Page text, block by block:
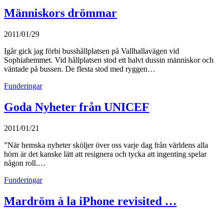
Människors drömmar
2011/01/29
Igår gick jag förbi busshållplatsen på Vallhallavägen vid
Sophiahemmet. Vid hållplatsen stod ett halvt dussin människor och
väntade på bussen. De flesta stod med ryggen…
Funderingar
Goda Nyheter från UNICEF
2011/01/21
”När hemska nyheter sköljer över oss varje dag från världens alla
hörn är det kanske lätt att resignera och tycka att ingenting spelar
någon roll.…
Funderingar
Mardröm à la iPhone revisited …